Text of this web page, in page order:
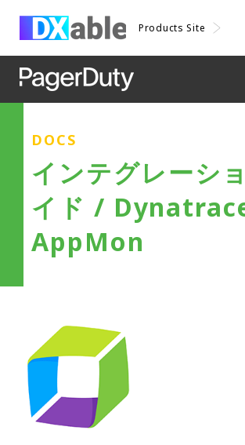
Products Site
DOCS
インテグレーシ
イド /
AppMon